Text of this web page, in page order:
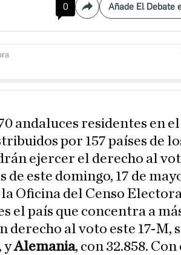
0 CompartirAñade El Debate
andaluces residentes en el
por 157 países de
ejercer el derecho al
este domingo, 17 de
Oficina del Censo
el país que concentra a
derecho al voto este 17-M,
yAlemania, con 32.858.